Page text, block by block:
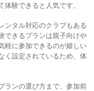
体験できると人気です。
ンタル対応のクラブもある
できるプランは親子向けや
軽に参加できるのが嬉しい
く設定されているため、体
ランの選び方まで、参加前